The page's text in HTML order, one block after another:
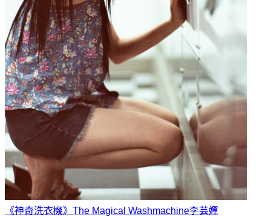
《神奇洗衣機》The Magical Washmachine李芸嬋